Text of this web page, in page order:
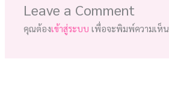
Leave a Comment
คุณต้องเข้าสู่ระบบ เพื่อจะพิมพ์ความเห็น